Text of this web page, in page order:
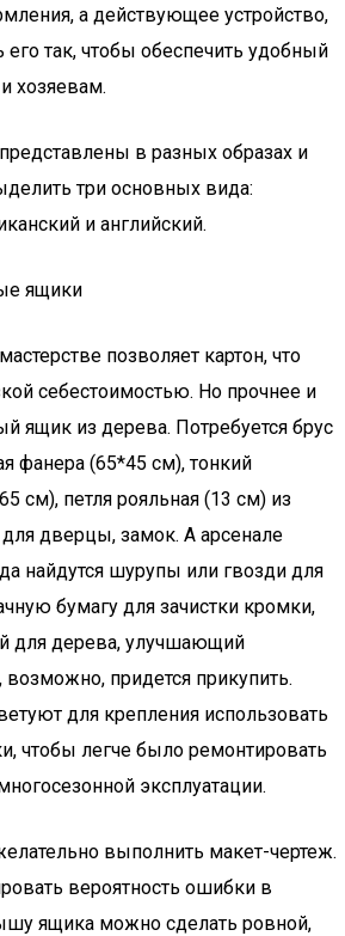
а действующее устройство,
его так, чтобы обеспечить удобный
хозяевам.
в разных образах и
три основных вида:
и английский.
ящики
позволяет картон, что
себестоимостью. Но прочнее и
ящик из дерева. Потребуется брус
фанера (65*45 см), тонкий
см), петля рояльная (13 см) из
дверцы, замок. А арсенале
найдутся шурупы или гвозди для
бумагу для зачистки кромки,
для дерева, улучшающий
придется прикупить.
для крепления использовать
чтобы легче было ремонтировать
эксплуатации.
выполнить макет-чертеж.
вероятность ошибки в
ящика можно сделать ровной,